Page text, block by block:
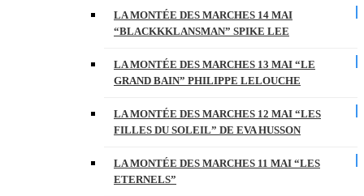
LA MONTÉE DES MARCHES 14 MAI
“BLACKKKLANSMAN” SPIKE LEE
LA MONTÉE DES MARCHES 13 MAI “LE
GRAND BAIN” PHILIPPE LELOUCHE
LA MONTÉE DES MARCHES 12 MAI “LES
FILLES DU SOLEIL” DE EVA HUSSON
LA MONTÉE DES MARCHES 11 MAI “LES
ETERNELS”